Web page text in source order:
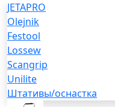
JETAPRO
Olejnik
Festool
Lossew
Scangrip
Unilite
Штативы/оснастка